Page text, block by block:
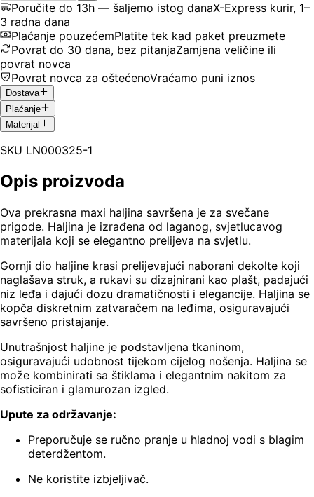
Poručite do 13h — šaljemo istog danaX-Express kurir, 1–
3 radna dana
Plaćanje pouzećemPlatite tek kad paket preuzmete
Povrat do 30 dana, bez pitanjaZamjena veličine ili
povrat novca
Povrat novca za oštećenoVraćamo puni iznos
Dostava
Plaćanje
Materijal
SKU LN000325-1
Opis proizvoda
Ova prekrasna maxi haljina savršena je za svečane
prigode. Haljina je izrađena od laganog, svjetlucavog
materijala koji se elegantno prelijeva na svjetlu.
Gornji dio haljine krasi prelijevajući naborani dekolte koji
naglašava struk, a rukavi su dizajnirani kao plašt, padajući
niz leđa i dajući dozu dramatičnosti i elegancije. Haljina se
kopča diskretnim zatvaračem na leđima, osiguravajući
savršeno pristajanje.
Unutrašnjost haljine je podstavljena tkaninom,
osiguravajući udobnost tijekom cijelog nošenja. Haljina se
može kombinirati sa štiklama i elegantnim nakitom za
sofisticiran i glamurozan izgled.
Upute za održavanje:
Preporučuje se ručno pranje u hladnoj vodi s blagim
deterdžentom.
Ne koristite izbjeljivač.